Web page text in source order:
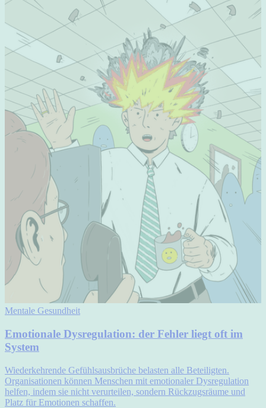
Mentale Gesundheit
Emotionale Dysregulation: der Fehler liegt oft im
System
Wiederkehrende Gefühlsausbrüche belasten alle Beteiligten.
Organisationen können Menschen mit emotionaler Dysregulation
helfen, indem sie nicht verurteilen, sondern Rückzugsräume und
Platz für Emotionen schaffen.